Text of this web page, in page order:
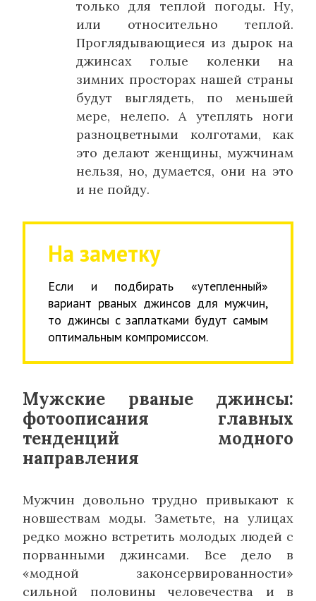
только для теплой погоды. Ну,
или относительно теплой.
Проглядывающиеся из дырок на
джинсах голые коленки на
зимних просторах нашей страны
будут выглядеть, по меньшей
мере, нелепо. А утеплять ноги
разноцветными колготами, как
это делают женщины, мужчинам
нельзя, но, думается, они на это
и не пойду.
На заметку
Если и подбирать «утепленный»
вариант рваных джинсов для мужчин,
то джинсы с заплатками будут самым
оптимальным компромиссом.
Мужские рваные джинсы:
фотоописания главных
тенденций модного
направления
Мужчин довольно трудно привыкают к
новшествам моды. Заметьте, на улицах
редко можно встретить молодых людей с
порванными джинсами. Все дело в
«модной законсервированности»
сильной половины человечества и в